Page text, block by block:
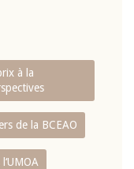
à la
de la BCEAO